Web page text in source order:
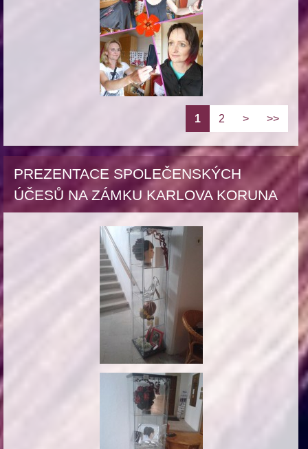
1 2 > >>
PREZENTACE SPOLEČENSKÝCH
ÚČESŮ NA ZÁMKU KARLOVA KORUNA